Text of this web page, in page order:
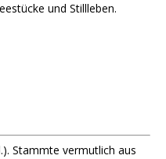
und Stillleben.
Stammte vermutlich aus